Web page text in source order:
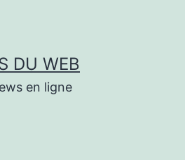
DU WEB
en ligne